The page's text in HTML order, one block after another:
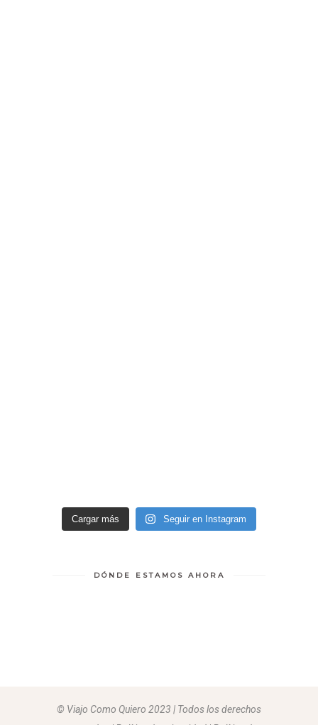
Cargar más Seguir en Instagram
DÓNDE ESTAMOS AHORA
© Viajo Como Quiero 2023 | Todos los derechos